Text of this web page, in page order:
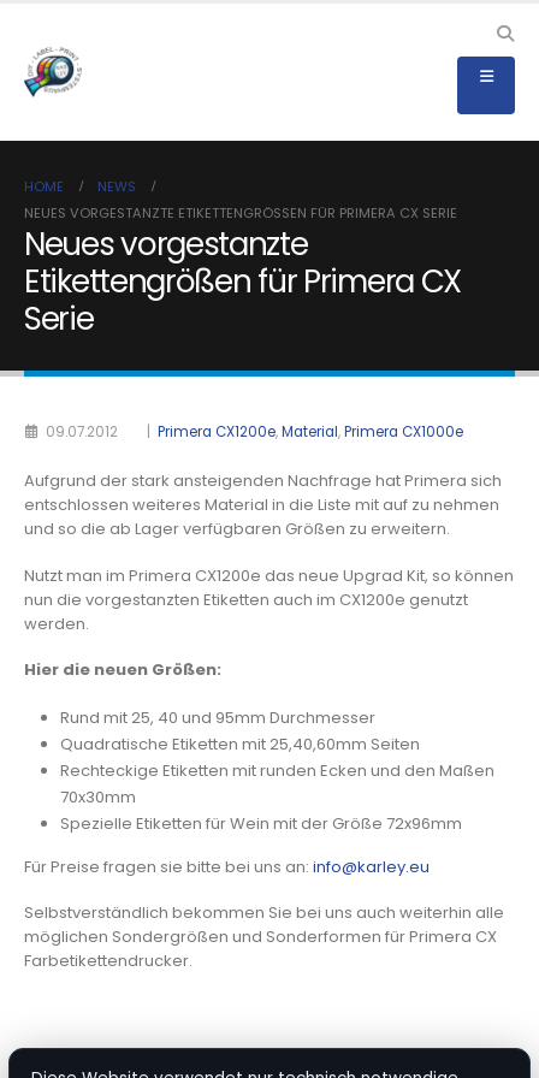
HOME
NEWS
NEUES VORGESTANZTE ETIKETTENGRÖSSEN FÜR PRIMERA CX SERIE
Neues vorgestanzte
Etikettengrößen für Primera CX
Serie
09.07.2012 Primera CX1200e,Material,Primera CX1000e
Aufgrund der stark ansteigenden Nachfrage hat Primera sich
entschlossen weiteres Material in die Liste mit auf zu nehmen
und so die ab Lager verfügbaren Größen zu erweitern.
Nutzt man im Primera CX1200e das neue Upgrad Kit, so können
nun die vorgestanzten Etiketten auch im CX1200e genutzt
werden.
Hier die neuen Größen:
Rund mit 25, 40 und 95mm Durchmesser
Quadratische Etiketten mit 25,40,60mm Seiten
Rechteckige Etiketten mit runden Ecken und den Maßen
70x30mm
Spezielle Etiketten für Wein mit der Größe 72x96mm
Für Preise fragen sie bitte bei uns an: info@karley.eu
Selbstverständlich bekommen Sie bei uns auch weiterhin alle
möglichen Sondergrößen und Sonderformen für Primera CX
Farbetikettendrucker.